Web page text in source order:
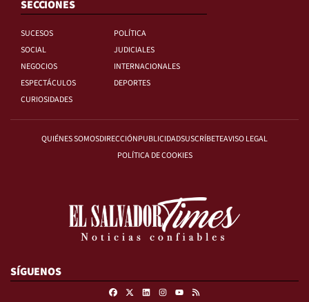
SECCIONES
SUCESOS
POLÍTICA
SOCIAL
JUDICIALES
NEGOCIOS
INTERNACIONALES
ESPECTÁCULOS
DEPORTES
CURIOSIDADES
QUIÉNES SOMOSDIRECCIÓNPUBLICIDADSUSCRÍBETEAVISO LEGAL
POLÍTICA DE COOKIES
SÍGUENOS
FacebookLinkedinInstagram